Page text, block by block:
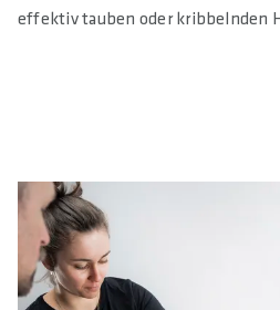
effektiv tauben oder kribbelnden